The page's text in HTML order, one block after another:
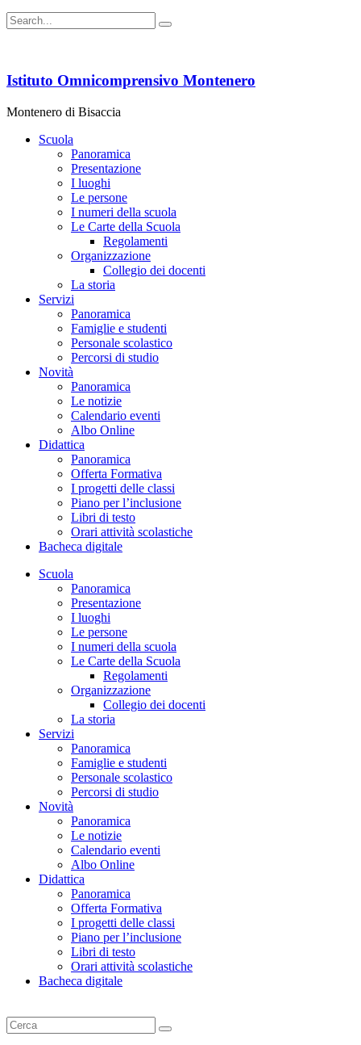
Istituto Omnicomprensivo Montenero
Montenero di Bisaccia
Scuola
Panoramica
Presentazione
I luoghi
Le persone
I numeri della scuola
Le Carte della Scuola
Regolamenti
Organizzazione
Collegio dei docenti
La storia
Servizi
Panoramica
Famiglie e studenti
Personale scolastico
Percorsi di studio
Novità
Panoramica
Le notizie
Calendario eventi
Albo Online
Didattica
Panoramica
Offerta Formativa
I progetti delle classi
Piano per l’inclusione
Libri di testo
Orari attività scolastiche
Bacheca digitale
Scuola
Panoramica
Presentazione
I luoghi
Le persone
I numeri della scuola
Le Carte della Scuola
Regolamenti
Organizzazione
Collegio dei docenti
La storia
Servizi
Panoramica
Famiglie e studenti
Personale scolastico
Percorsi di studio
Novità
Panoramica
Le notizie
Calendario eventi
Albo Online
Didattica
Panoramica
Offerta Formativa
I progetti delle classi
Piano per l’inclusione
Libri di testo
Orari attività scolastiche
Bacheca digitale